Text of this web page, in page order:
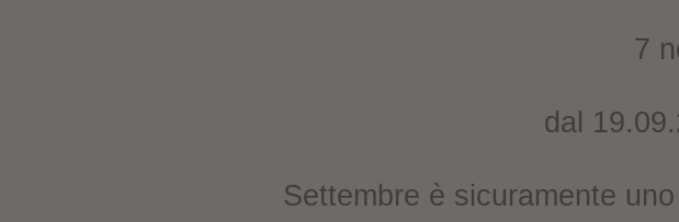
7
dal
Settembre è sicuramente